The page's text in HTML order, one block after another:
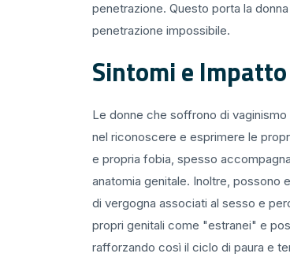
penetrazione. Questo porta la
penetrazione impossibile.
Sintomi e
Le donne che soffrono di
nel riconoscere e esprimere le
e propria fobia, spesso
anatomia genitale. Inoltre, possono
di vergogna associati al sesso e
propri genitali come "estranei" e
rafforzando così il ciclo di paura e